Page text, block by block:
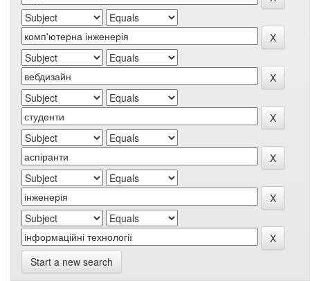
Start a new search